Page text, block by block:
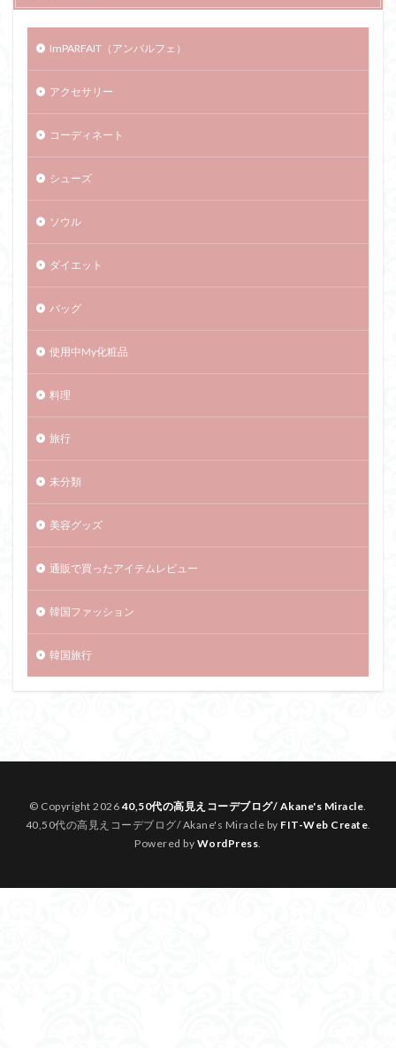
ImPARFAIT（アンパルフェ）
アクセサリー
コーディネート
シューズ
ソウル
ダイエット
バッグ
使用中My化粧品
料理
旅行
未分類
美容グッズ
通販で買ったアイテムレビュー
韓国ファッション
韓国旅行
© Copyright 202640,50代の高見えコーデブログ/ Akane's Miracle
40,50代の高見えコーデブログ/ Akane's Miracle by FIT-Web Create
Powered by WordPress